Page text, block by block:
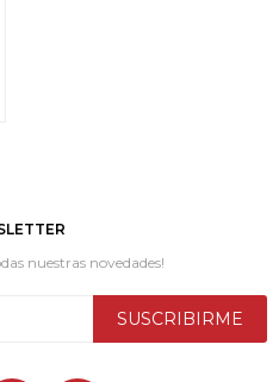
nuestras novedades!
SUSCRIBIRME